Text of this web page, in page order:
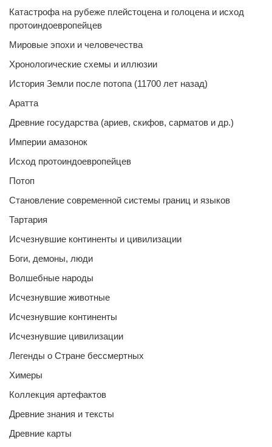
Катастрофа на рубеже плейстоцена и голоцена и исход
протоиндоевропейцев
Мировые эпохи и человечества
Хронологические схемы и иллюзии
История Земли после потопа (11700 лет назад)
Аратта
Древние государства (ариев, скифов, сарматов и др.)
Империи амазонок
Исход протоиндоевропейцев
Потоп
Становление современной системы границ и языков
Тартария
Исчезнувшие континенты и цивилизации
Боги, демоны, люди
Волшебные народы
Исчезнувшие животные
Исчезнувшие континенты
Исчезнувшие цивилизации
Легенды о Стране бессмертных
Химеры
Коллекция артефактов
Древние знания и тексты
Древние карты